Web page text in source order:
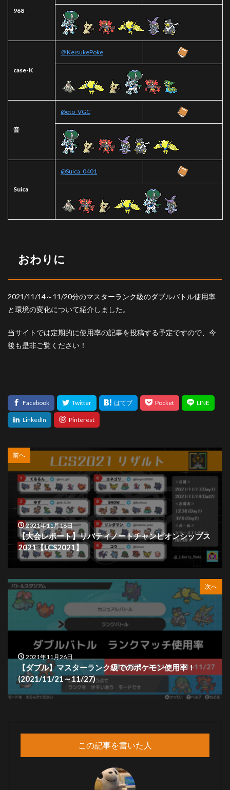
968
case-K
＠KeisukePoke
音
@oto_VGC
Suica
@Suica_0401
おわりに
2021/11/14～11/20分のマスターランク級のダブルバトル使用率
と環境の変化について紹介しました。
当サイトでは定期的に使用率の記事を投稿する予定ですので、今
後も是非ご覧ください！
前へ
2021年11月18日
【大会レポート】リバティノートチャンピオンシップス
2021【LCS2021】
次へ
2021年11月26日
【ダブル】マスターランク級でのポケモン使用率！
(2021/11/21～11/27)
この記事を書いた人